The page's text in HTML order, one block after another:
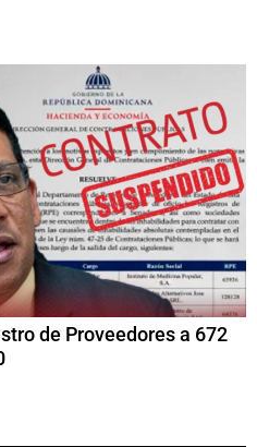
de Proveedores a 672